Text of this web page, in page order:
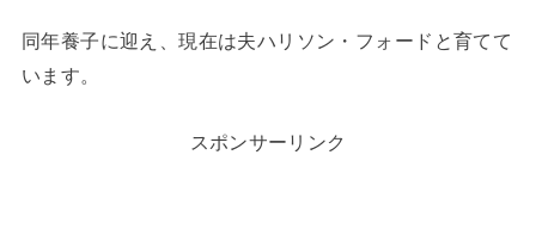
同年養子に迎え、現在は夫ハリソン・フォードと育てて
います。
スポンサーリンク